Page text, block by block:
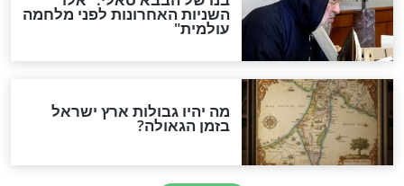
לכל המאמרים